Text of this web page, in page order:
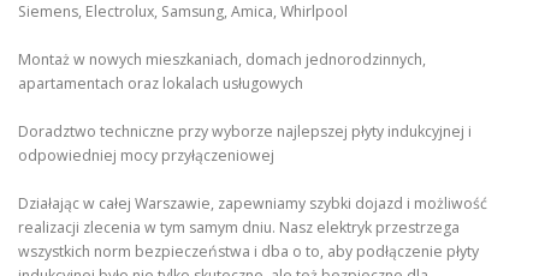
Siemens, Electrolux, Samsung, Amica, Whirlpool
Montaż w nowych mieszkaniach, domach jednorodzinnych,
apartamentach oraz lokalach usługowych
Doradztwo techniczne przy wyborze najlepszej płyty indukcyjnej i
odpowiedniej mocy przyłączeniowej
Działając w całej Warszawie, zapewniamy szybki dojazd i możliwość
realizacji zlecenia w tym samym dniu. Nasz elektryk przestrzega
wszystkich norm bezpieczeństwa i dba o to, aby podłączenie płyty